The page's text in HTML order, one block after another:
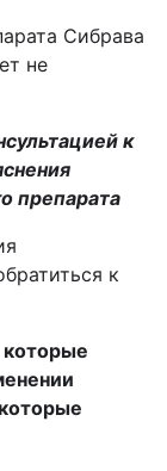
Сибрава
не
к
препарата
к
которые